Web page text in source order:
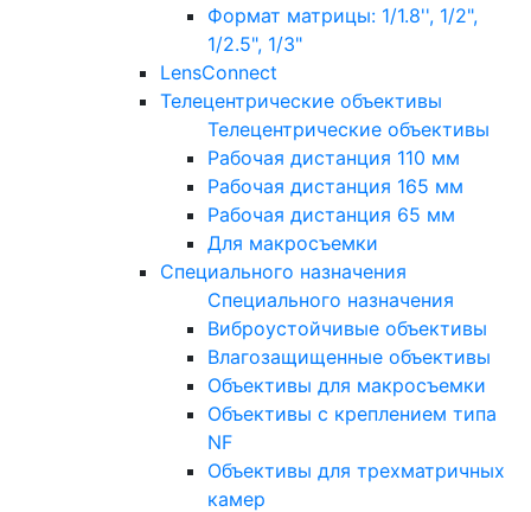
Формат матрицы: 1/1.8'', 1/2",
1/2.5", 1/3"
LensConnect
Телецентрические объективы
Телецентрические объективы
Рабочая дистанция 110 мм
Рабочая дистанция 165 мм
Рабочая дистанция 65 мм
Для макросъемки
Специального назначения
Специального назначения
Виброустойчивые объективы
Влагозащищенные объективы
Объективы для макросъемки
Объективы с креплением типа
NF
Объективы для трехматричных
камер